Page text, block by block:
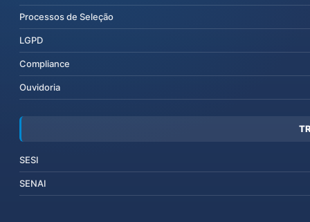
Processos de Seleção
LGPD
Compliance
Ouvidoria
SESI
SENAI